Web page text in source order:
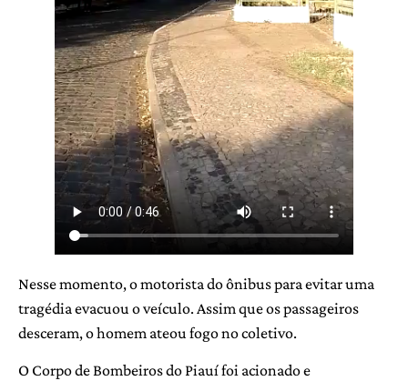
Nesse momento, o motorista do ônibus para evitar uma
tragédia evacuou o veículo. Assim que os passageiros
desceram, o homem ateou fogo no coletivo.
O Corpo de Bombeiros do Piauí foi acionado e